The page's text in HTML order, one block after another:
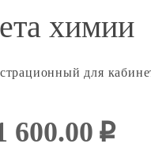
химии
для
600.00 i